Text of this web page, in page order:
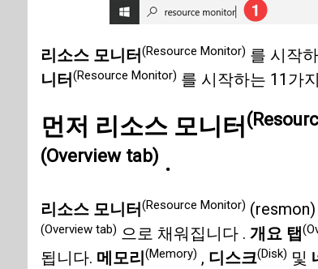
리소스 모니터(Resource Monitor) 를 시작
니터(Resource Monitor) 를 시작하는 11가
먼저 리소스 모니터
(Overview tab) .
리소스 모니터(Resource Monitor)
(Overview tab) 으로 채워집니다 . 개요 탭
됩니다. 메모리(Memory) , 디스크(Disk) 및